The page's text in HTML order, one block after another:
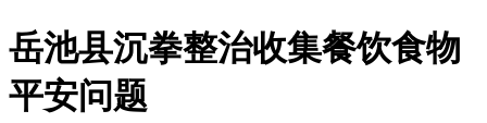
岳池县沉拳整治收集餐饮食物
平安问题